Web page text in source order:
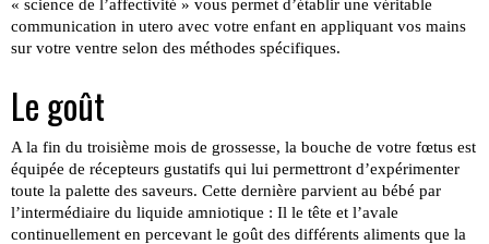
« science de l’affectivité » vous permet d’établir une véritable
communication in utero avec votre enfant en appliquant vos mains
sur votre ventre selon des méthodes spécifiques.
Le goût
A la fin du troisième mois de grossesse, la bouche de votre fœtus est
équipée de récepteurs gustatifs qui lui permettront d’expérimenter
toute la palette des saveurs. Cette dernière parvient au bébé par
l’intermédiaire du liquide amniotique : Il le tête et l’avale
continuellement en percevant le goût des différents aliments que la